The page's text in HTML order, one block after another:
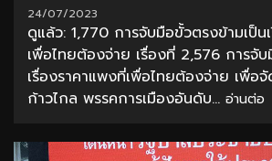
24/07/2023
ดูแล้ว: 1,770 การจับมือขั้วตรงข้ามเป็น
เพื่อไทยต้องจ่าย เรื่องที่ 2,576 การจั
เรื่องราคาแพงที่เพื่อไทยต้องจ่าย เพื่อ
ก้าวไกล พรรคการเมืองอันดับ... อ่านต่อ